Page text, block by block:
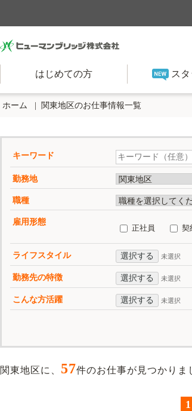
はじめての方 ス
ホーム 関東地区のお仕事情報一覧
キーワード
勤務地
職種
雇用形態
正社員 契
ライフスタイル 選択する 未選択
勤務先の特徴 選択する 未選択
こんな方活躍 選択する 未選択
関東地区に、 57件のお仕事が見つかりま
1